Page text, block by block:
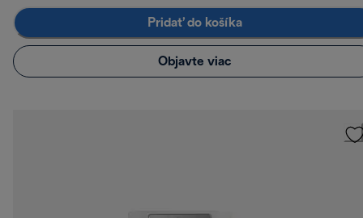
Pridať do košíka
Objavte viac